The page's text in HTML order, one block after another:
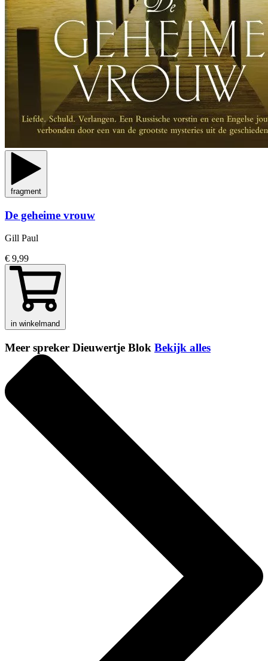
fragment
De geheime vrouw
Gill Paul
€ 9,99
in winkelmand
Meer spreker Dieuwertje Blok Bekijk alles